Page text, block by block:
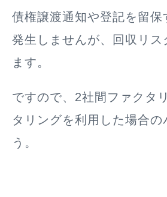
債権譲渡通知や登記を留
発生しませんが、回収リ
ます。
ですので、2社間ファクタ
タリングを利用した場合
う。